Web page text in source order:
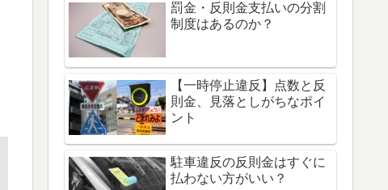
罰金・反則金支払いの分割
制度はあるのか？
【一時停止違反】点数と反
則金、見落としがちなポイ
ント
駐車違反の反則金はすぐに
払わない方がいい？